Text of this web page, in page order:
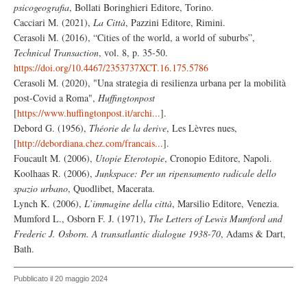
psicogeografia, Bollati Boringhieri Editore, Torino.
Cacciari M. (2021), La Città, Pazzini Editore, Rimini.
Cerasoli M. (2016), “Cities of the world, a world of suburbs”,
Technical Transaction, vol. 8, p. 35-50.
https://doi.org/10.4467/2353737XCT.16.175.5786
Cerasoli M. (2020), "Una strategia di resilienza urbana per la mobilità
post-Covid a Roma", Huffingtonpost
[https://www.huffingtonpost.it/archi...].
Debord G. (1956), Théorie de la derive, Les Lèvres nues,
[http://debordiana.chez.com/francais...].
Foucault M. (2006), Utopie Eterotopie, Cronopio Editore, Napoli.
Koolhaas R. (2006), Junkspace: Per un ripensamento radicale dello
spazio urbano, Quodlibet, Macerata.
Lynch K. (2006), L’immagine della città, Marsilio Editore, Venezia.
Mumford L., Osborn F. J. (1971), The Letters of Lewis Mumford and
Frederic J. Osborn. A transatlantic dialogue 1938-70, Adams & Dart,
Bath.
Pubblicato il 20 maggio 2024